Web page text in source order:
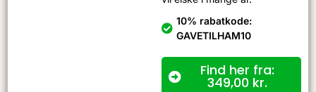
10% rabatkode:
GAVETILHAM10
Find her fra:
349,00 kr.